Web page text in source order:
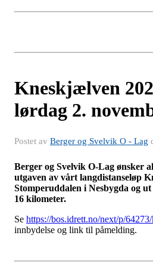
Kneskjælven
lørdag 2.
Postet av Berger og Svelvik O - Lag
Berger og Svelvik O-Lag ønsker
utgaven av vårt langdistanseløp
Stomperuddalen i Nesbygda og
16 kilometer.
Se https://bos.idrett.no/next/p/
innbydelse og link til påmelding.